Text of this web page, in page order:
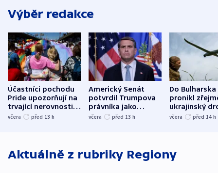
Výběr redakce
Účastníci pochodu
Pride upozorňují na
trvající nerovnosti i
společenskou
včera před 13 h
Americký Senát
potvrdil Trumpova
právníka jako
ministra
včera před 13 h
Do Bulharska
pronikl
ukrajinský
explodoval
včera před 14 h
Aktuálně z rubriky Regiony